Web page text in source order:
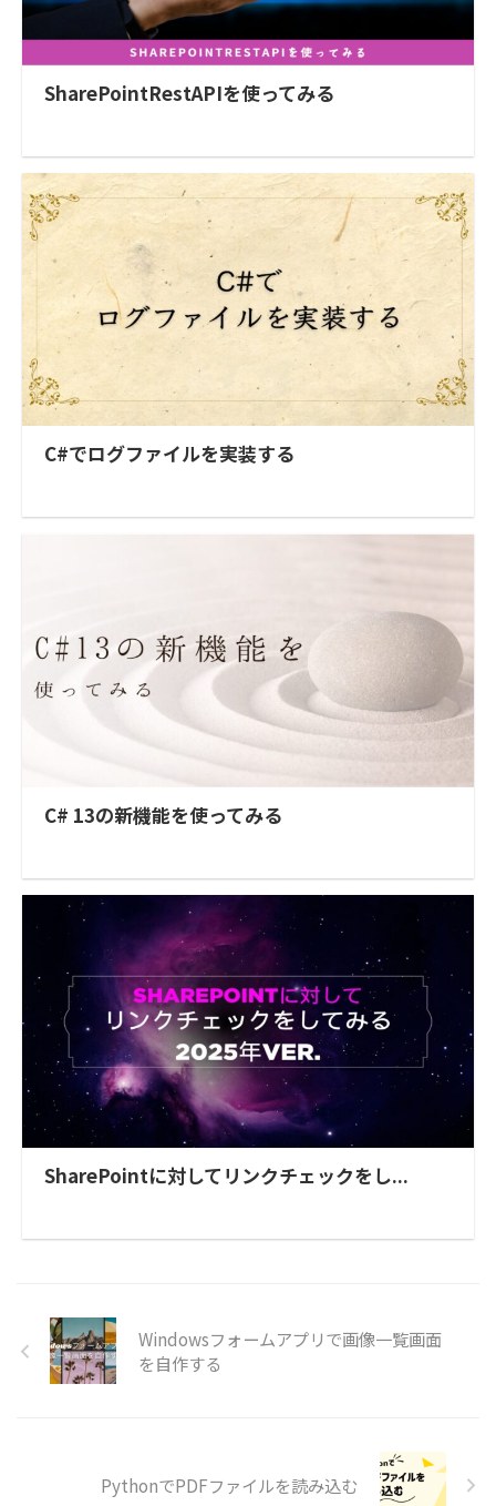
SharePointRestAPIを使ってみる
C#でログファイルを実装する
C# 13の新機能を使ってみる
SharePointに対してリンクチェックをし...
Windowsフォームアプリで画像一覧画面
を自作する
PythonでPDFファイルを読み込む